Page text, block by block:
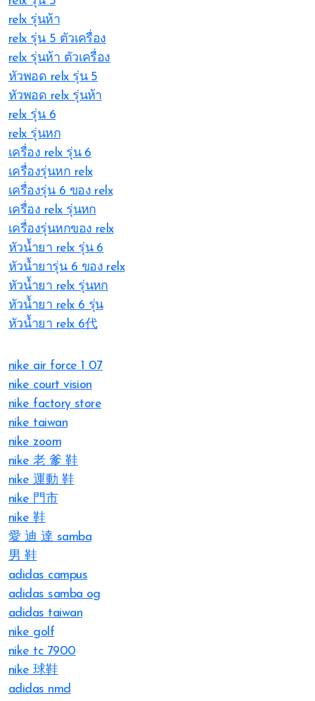
relx รุ่นห้า
relx รุ่น 5 ตัวเครื่อง
relx รุ่นห้า ตัวเครื่อง
หัวพอด relx รุ่น 5
หัวพอด relx รุ่นห้า
relx รุ่น 6
relx รุ่นหก
เครื่อง relx รุ่น 6
เครื่องรุ่นหก relx
เครื่องรุ่น 6 ของ relx
เครื่อง relx รุ่นหก
เครื่องรุ่นหกของ relx
หัวน้ำยา relx รุ่น 6
หัวน้ำยารุ่น 6 ของ relx
หัวน้ำยา relx รุ่นหก
หัวน้ำยา relx 6 รุ่น
หัวน้ำยา relx 6代
nike air force 1 07
nike court vision
nike factory store
nike taiwan
nike zoom
nike 老 爹 鞋
nike 運動 鞋
nike 門市
nike 鞋
愛 迪 達 samba
男 鞋
adidas campus
adidas samba og
adidas taiwan
nike golf
nike tc 7900
nike 球鞋
adidas nmd